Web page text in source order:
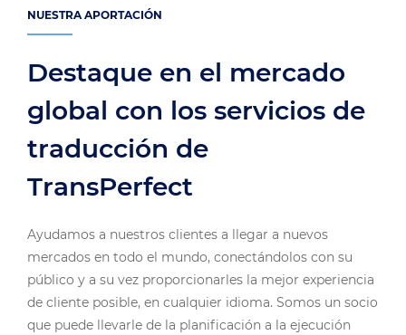
NUESTRA APORTACIÓN
Destaque en el mercado
global con los servicios de
traducción de
TransPerfect
Ayudamos a nuestros clientes a llegar a nuevos
mercados en todo el mundo, conectándolos con su
público y a su vez proporcionarles la mejor experiencia
de cliente posible, en cualquier idioma. Somos un socio
que puede llevarle de la planificación a la ejecución